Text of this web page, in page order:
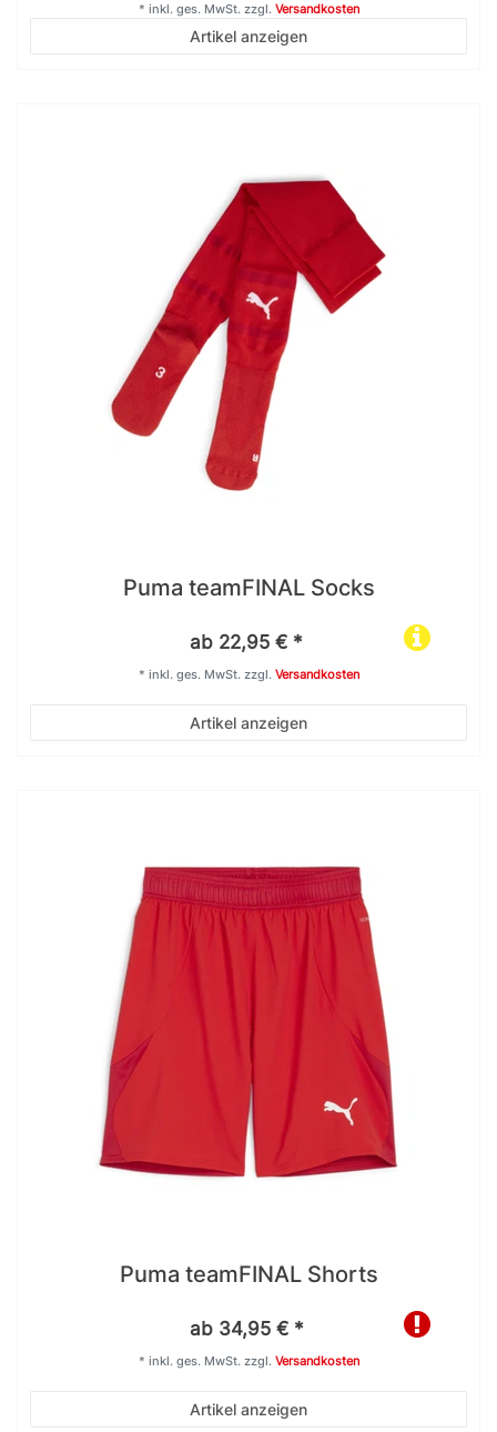
Artikel anzeigen
* inkl. ges. MwSt.zzgl. Versandkosten
Puma teamFINAL Socks
ab 22,95 € *
Artikel anzeigen
* inkl. ges. MwSt.zzgl. Versandkosten
Puma teamFINAL Shorts
ab 34,95 € *
Artikel anzeigen
* inkl. ges. MwSt.zzgl. Versandkosten